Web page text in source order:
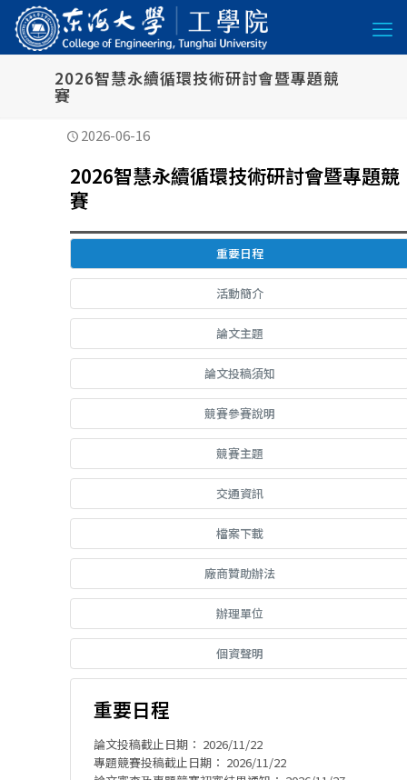
2026智慧永續循環技術研討會暨專題競
賽
2026-06-16
2026智慧永續循環技術研討會暨專題競
賽
重要日程
活動簡介
論文主題
論文投稿須知
競賽參賽說明
競賽主題
交通資訊
檔案下載
廠商贊助辦法
辦理單位
個資聲明
重要日程
論文投稿截止日期： 2026/11/22
專題競賽投稿截止日期： 2026/11/22